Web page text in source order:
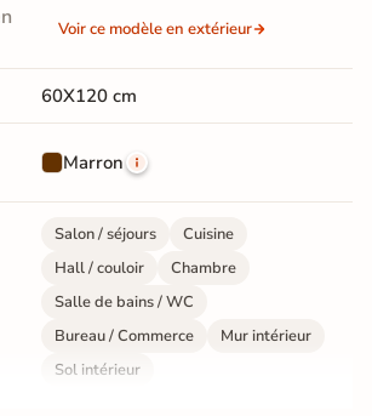
Voir ce modèle en extérieur
60X120 cm
Marron
Salon / séjours
Cuisine
Hall / couloir
Chambre
Salle de bains / WC
Bureau / Commerce
Mur intérieur
Sol intérieur